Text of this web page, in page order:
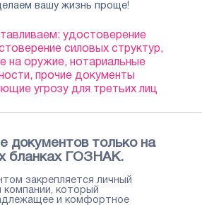
вашу жизнь проще!
удостоверение
силовых структур,
на оружие, нотариальные
прочие документы
угрозу для третьих лиц
документов только на
бланках ГОЗНАК.
закрепляется личный
который
и комфортное